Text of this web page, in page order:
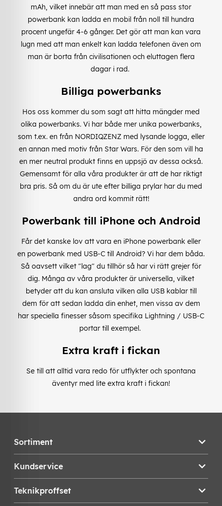
mAh, vilket innebär att man med en så pass stor
powerbank kan ladda en mobil från noll till hundra
procent ungefär 4-6 gånger. Det gör att man kan vara
lugn med att man enkelt kan ladda telefonen även om
man är borta från civilisationen och eluttagen flera
dagar i rad.
Billiga powerbanks
Hos oss kommer du som sagt att hitta mängder med
olika powerbanks. Vi har både mer unika powerbanks,
som t.ex. en från NORDIQZENZ med lysande logga, eller
en annan med motiv från Star Wars. För den som vill ha
en mer neutral produkt finns en uppsjö av dessa också.
Gemensamt för alla våra produkter är att de har riktigt
bra pris. Så om du är ute efter billiga prylar har du med
andra ord kommit rätt!
Powerbank till iPhone och Android
Får det kanske lov att vara en iPhone powerbank eller
en powerbank med USB-C till Android? Vi har dem båda.
Så oavsett vilket "lag" du tillhör så har vi rätt grejer för
dig. Många av våra produkter är universella, vilket
betyder att du kan ansluta vilken alla USB kablar till
dem för att sedan ladda din enhet, men vissa av dem
har speciella finesser såsom specifika Lightning / USB-C
portar till exempel.
Extra kraft i fickan
Se till att alltid vara redo för utflykter och spontana
äventyr med lite extra kraft i fickan!
Sortiment
Kundservice
Teknikproffset